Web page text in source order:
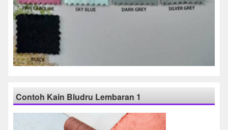
Contoh Kain Bludru Lembaran 1